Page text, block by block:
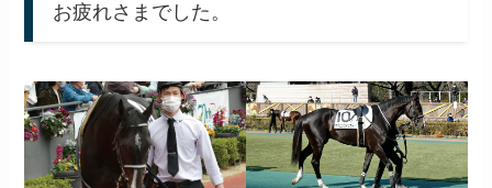
お疲れさまでした。